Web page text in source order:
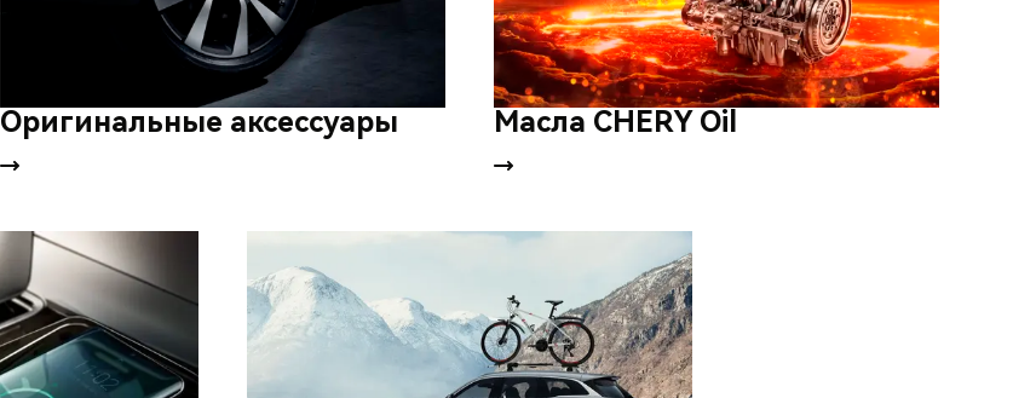
Оригинальные аксессуары Масла CHERY Oil